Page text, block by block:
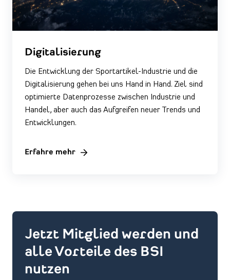
Digitalisierung
Die Entwicklung der Sportartikel-Industrie und die
Digitalisierung gehen bei uns Hand in Hand. Ziel sind
optimierte Datenprozesse zwischen Industrie und
Handel, aber auch das Aufgreifen neuer Trends und
Entwicklungen.
Erfahre mehr
Jetzt Mitglied werden und
alle Vorteile des BSI
nutzen